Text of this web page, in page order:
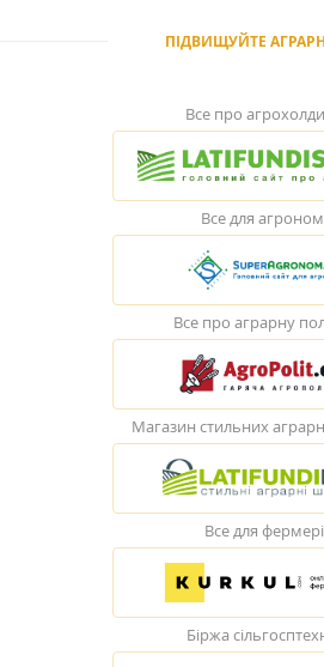
ПІДВИЩУЙТЕ
Все про
Все для
Все про аграрну
Магазин стильних
Все для
Біржа